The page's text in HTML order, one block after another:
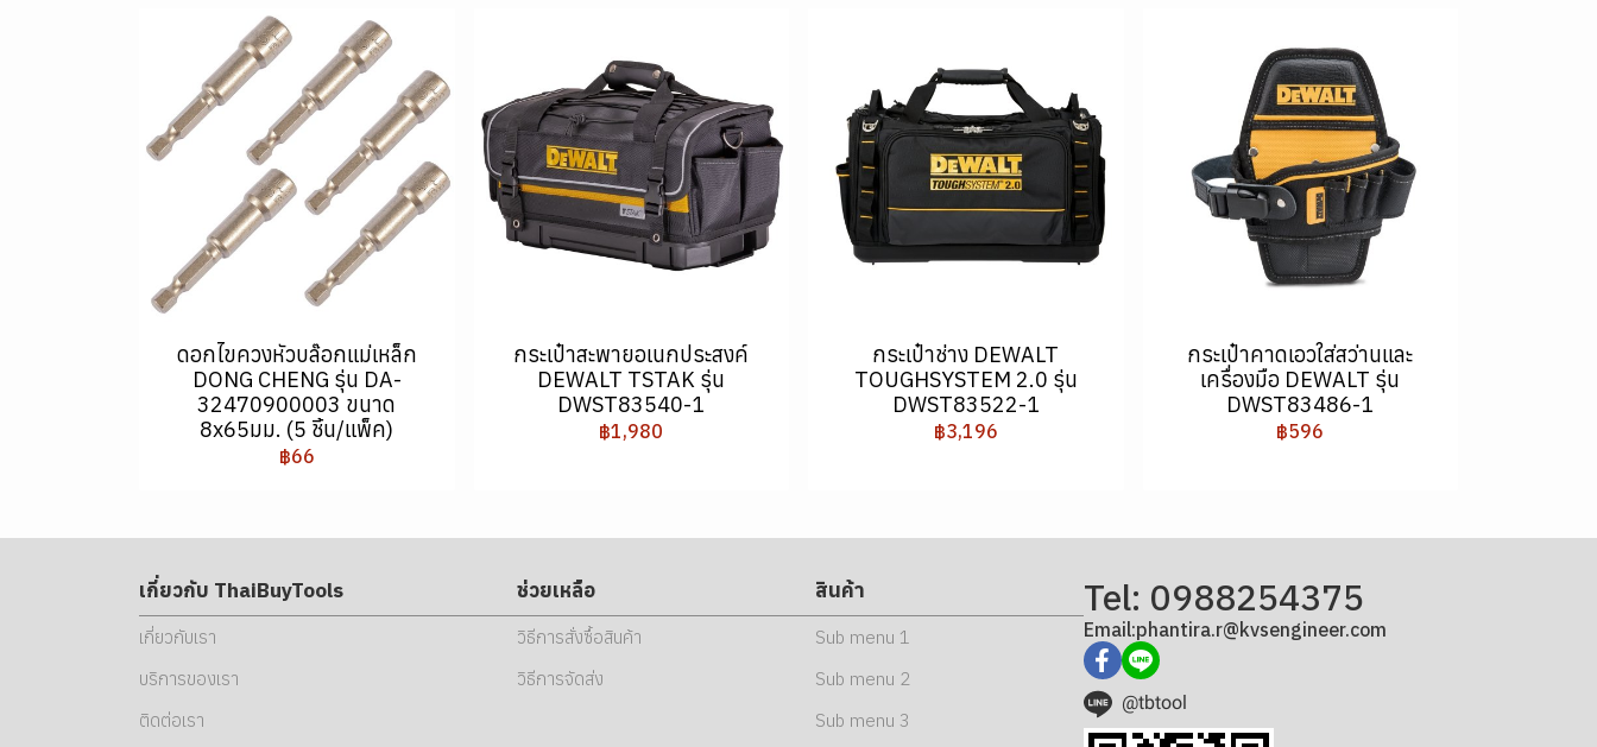
ดอกไขควงหัวบล๊อกแม่เหล็ก
DONG CHENG รุ่น DA-
32470900003 ขนาด
8x65มม. (5 ชิ้น/แพ็ค)
฿66
กระเป๋าสะพายอเนกประสงค์
DEWALT TSTAK รุ่น
DWST83540-1
฿1,980
กระเป๋าช่าง DEWALT
TOUGHSYSTEM 2.0 รุ่น
DWST83522-1
฿3,196
กระเป๋าคาดเอวใส่สว่านและ
เครื่องมือ DEWALT รุ่น
DWST83486-1
฿596
เกี่ยวกับ ThaiBuyTools
เกี่ยวกับเรา
บริการของเรา
ติดต่อเรา
ช่วยเหลือ
วิธีการสั่งซื้อสินค้า
วิธีการจัดส่ง
สินค้า
Sub menu 1
Sub menu 2
Sub menu 3
Tel: 0988254375
Email:phantira.r@kvsengineer.com
@tbtool